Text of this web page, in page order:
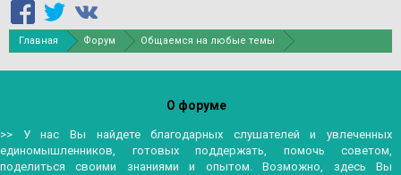
Главная Форум
Общаемся на любые темы
О форуме
>> У нас Вы найдете благодарных слушателей и увлеченных
единомышленников, готовых поддержать, помочь советом,
поделиться своими знаниями и опытом. Возможно, здесь Вы